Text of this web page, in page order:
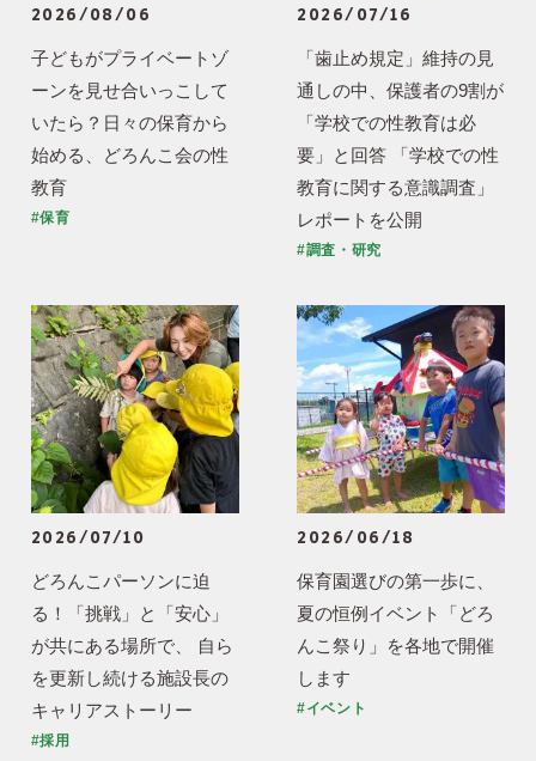
2026/08/06
子どもがプライベートゾ
ーンを見せ合いっこして
いたら？日々の保育から
始める、どろんこ会の性
教育
#保育
2026/07/16
「歯止め規定」維持の見
通しの中、保護者の9割が
「学校での性教育は必
要」と回答 「学校での性
教育に関する意識調査」
レポートを公開
#調査・研究
2026/07/10
どろんこパーソンに迫
る！「挑戦」と「安心」
が共にある場所で、 自ら
を更新し続ける施設長の
キャリアストーリー
#採用
2026/06/18
保育園選びの第一歩に、
夏の恒例イベント「どろ
んこ祭り」を各地で開催
します
#イベント